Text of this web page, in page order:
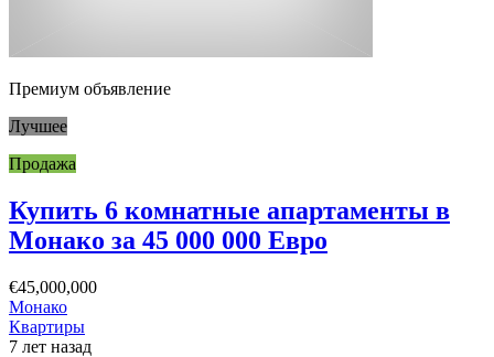
Премиум объявление
Лучшее
Продажа
Купить 6 комнатные апартаменты в
Монако за 45 000 000 Евро
€45,000,000
Монако
Квартиры
7 лет назад